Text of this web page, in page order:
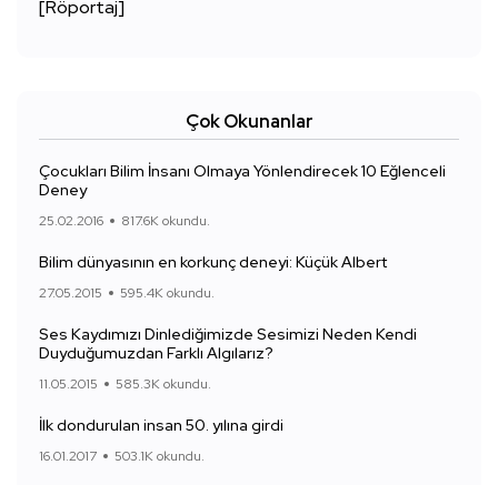
[Röportaj]
Çok Okunanlar
Çocukları Bilim İnsanı Olmaya Yönlendirecek 10 Eğlenceli
Deney
25.02.2016 817.6K okundu.
Bilim dünyasının en korkunç deneyi: Küçük Albert
27.05.2015 595.4K okundu.
Ses Kaydımızı Dinlediğimizde Sesimizi Neden Kendi
Duyduğumuzdan Farklı Algılarız?
11.05.2015 585.3K okundu.
İlk dondurulan insan 50. yılına girdi
16.01.2017 503.1K okundu.